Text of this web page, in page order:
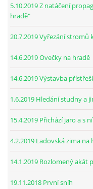
5.10.2019 Z natáčení
hradě"
20.7.2019 Vyřezání stromů
14.6.2019 Ovečky na hradě
14.6.2019 Výstavba
1.6.2019 Hledání studny a
15.4.2019 Přichází jaro a s
4.2.2019 Ladovská zima na
14.1.2019 Rozlomený akát
19.11.2018 První sníh